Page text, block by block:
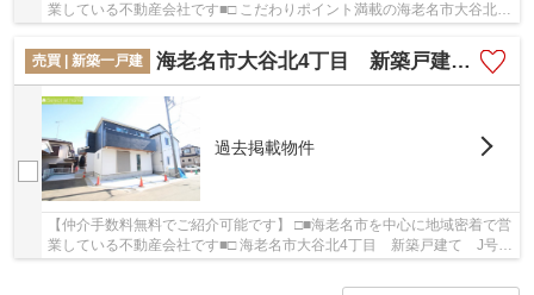
業している不動産会社です■□ こだわりポイント満載の海老名市大谷北4
売買 | 新築一戸建
海老名市大谷北4丁目 新築戸建て J号棟【仲介手数料無料】
過去掲載物件
【仲介手数料無料でご紹介可能です】 □■海老名市を中心に地域密着で営
業している不動産会社です■□ 海老名市大谷北4丁目 新築戸建て J号棟